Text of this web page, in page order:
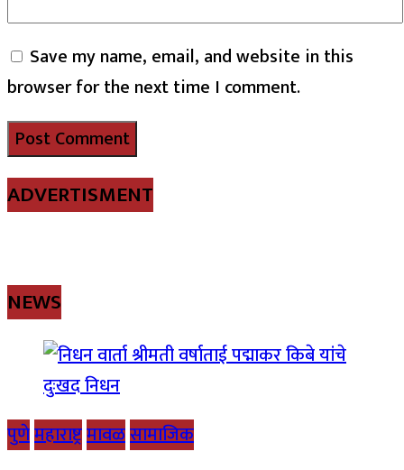
Save my name, email, and website in this
browser for the next time I comment.
ADVERTISMENT
NEWS
पुणेमहाराष्ट्रमावळसामाजिक